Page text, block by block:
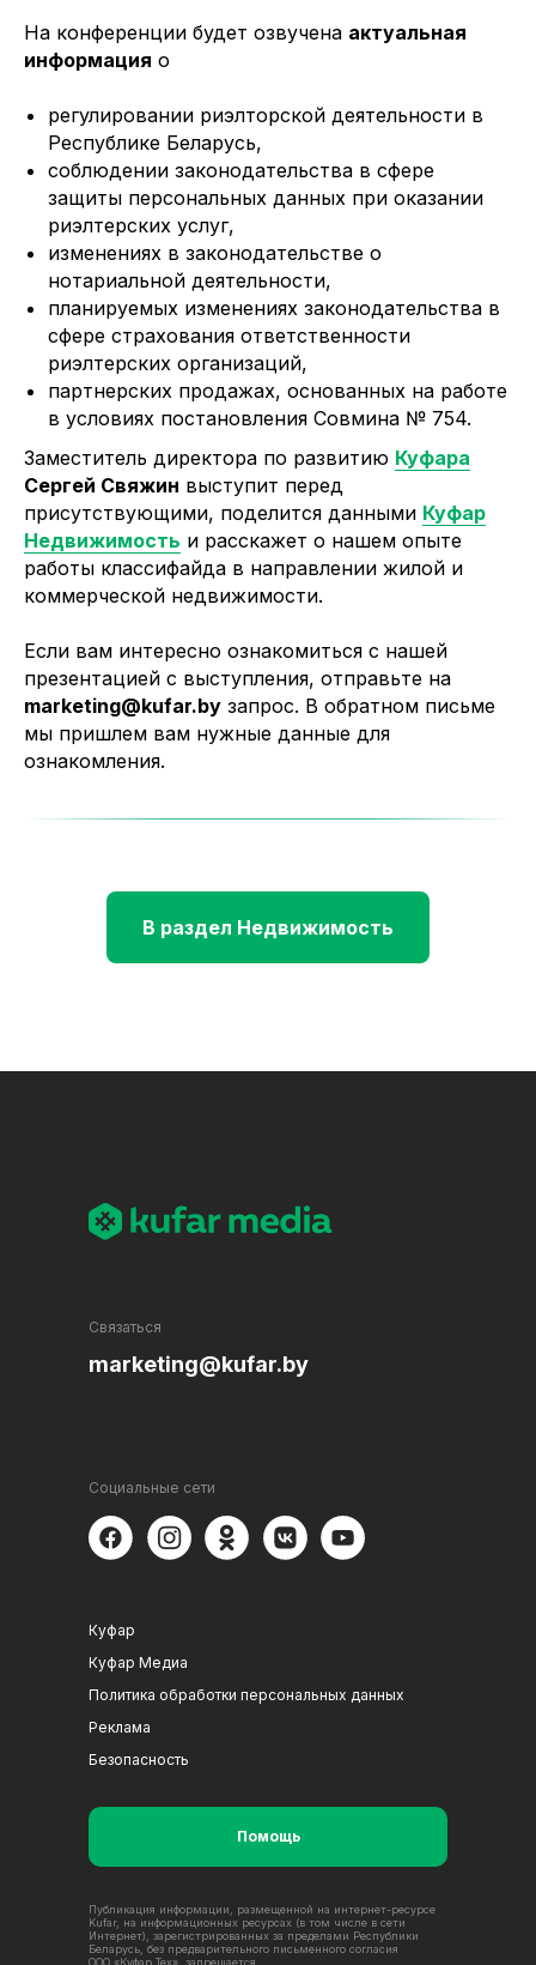
На конференции будет озвучена актуальная
информация о
регулировании риэлторской деятельности в
Республике Беларусь,
соблюдении законодательства в сфере
защиты персональных данных при оказании
риэлтерских услуг,
изменениях в законодательстве о
нотариальной деятельности,
планируемых изменениях законодательства в
сфере страхования ответственности
риэлтерских организаций,
партнерских продажах, основанных на работе
в условиях постановления Совмина № 754.
Заместитель директора по развитию Куфара
Сергей Свяжин выступит перед
присутствующими, поделится данными Куфар
Недвижимость и расскажет о нашем опыте
работы классифайда в направлении жилой и
коммерческой недвижимости.
Если вам интересно ознакомиться с нашей
презентацией с выступления, отправьте на
marketing@kufar.by запрос. В обратном письме
мы пришлем вам нужные данные для
ознакомления.
В раздел Недвижимость
Социальные сети
marketing@kufar.by
Связаться
Безопасность
Реклама
Политика обработки персональных данных
Куфар Медиа
Куфар
Помощь
Публикация информации, размещенной на интернет-ресурсе
Kufar, на информационных ресурсах (в том числе в сети
Интернет), зарегистрированных за пределами Республики
Беларусь, без предварительного письменного согласия
ООО «Куфар Тех», запрещается.